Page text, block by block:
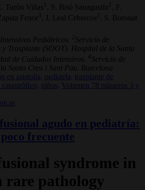
Turón Viñas 1 , S. Brió Sanagustín 1
, F.
Fenor 3 , J. Leal Cebrecos
, S. Boronat
Pediátricos. 2 Servicio de
Trasplante (SOOT). Hospital de la Santa
de Cuidados Intensivos. 4 Servicio de
Santa Creu i Sant Pau. Barcelona
en asistolia, pediatría, trasplante de
niños,
Volumen 78 números 3 y
agudo en pediatría:
frecuente
syndrome in
rare pathology